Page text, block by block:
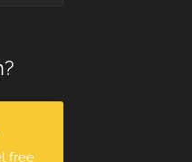
free